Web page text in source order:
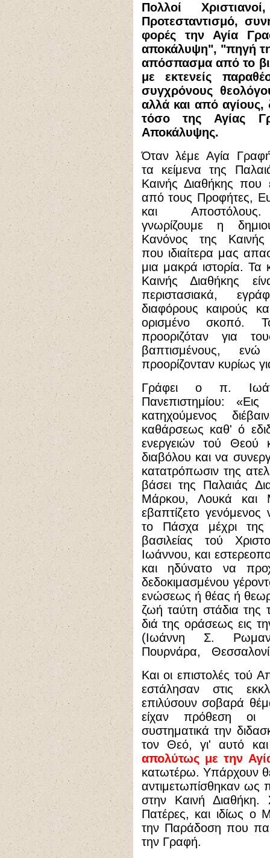
Πολλοί
Προτεσταντισμό,
φορές την Αγία
αποκάλυψη", "πηγή
απόσπασμα από το
με εκτενείς
συγχρόνους
αλλά και από
τόσο της Αγίας
Αποκάλυψης.
Όταν λέμε Αγία
τα κείμενα της
Καινής Διαθήκης που
από τους Προφήτες,
και
γνωρίζουμε η
Κανόνος της Καινής
που ιδιαίτερα μας
μια μακρά ιστορία. Τα
Καινής Διαθήκης
περιστασιακά,
διαφόρους καιρούς
ορισμένο σκοπό.
προοριζόταν για
βαπτισμένους,
προορίζονταν κυρίως
Γράφει ο π.
Πανεπιστημίου:
κατηχούμενος
καθάρσεως καθ' ό
ενεργειών τού Θεού
διαβόλου και να
κατατρόπωσιν της
βάσει της Παλαιάς
Μάρκου, Λουκά και
εβαπτίζετο
το Πάσχα μέχρι της
βασιλείας τού
Ιωάννου, και
και ηδύνατο να
δεδοκιμασμένου
ενώσεως ή θέας ή
ζωή ταύτη στάδια της
διά της οράσεως εις
(Ιωάννη Σ.
Πουρνάρα,
Και οι επιστολές τού
εστάλησαν στις
επιλύσουν σοβαρά
είχαν πρόθεση οι
συστηματικά την
τον Θεό, γι' αυτό
απολύτως με την
κατωτέρω. Υπάρχουν
αντιμετωπίσθηκαν ως
στην Καινή Διαθήκη.
Πατέρες, και ιδίως ο
την Παράδοση που
την Γραφή.